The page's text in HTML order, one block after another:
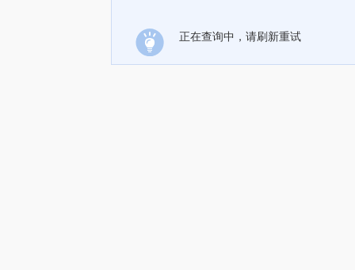
正在查询中，请刷新重试